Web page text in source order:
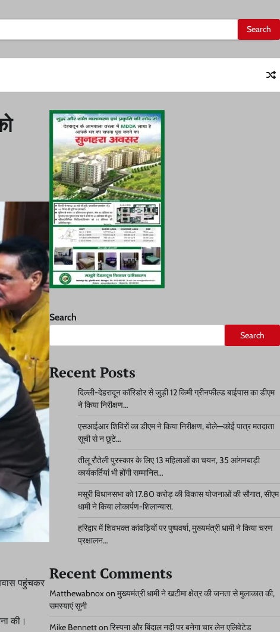
पहुंचकर
की।
Search
Search
Recent Posts
दिल्ली-देहरादून कॉरिडोर से जुड़ी 12 किमी ग्रीनफील्ड बाईपास का डीएम
ने किया निरीक्षण…
एसआईआर शिविरों का डीएम ने किया निरीक्षण, बोले—कोई पात्र मतदाता
सूची से न छूटे…
तीलू रौतेली पुरस्कार के लिए 13 महिलाओं का चयन, 35 आंगनबाड़ी
कार्यकर्तियां भी होंगी सम्मानित…
मसूरी विधानसभा को 17.80 करोड़ की विकास योजनाओं की सौगात, सीएम
धामी ने किया लोकार्पण-शिलान्यास.
हरिद्वार में शिवभक्त कांवड़ियों पर पुष्पवर्षा, मुख्यमंत्री धामी ने किया चरण
प्रक्षालन…
Recent Comments
Matthewabnoxonमुख्यमंत्री धामी ने खटीमा क्षेत्र की जनता से मुलाकात की,
समस्याएं सुनी
Mike Bennettonरिस्पना और बिंदाल नदी पर बनेगा चार लेन एलिवेटेड